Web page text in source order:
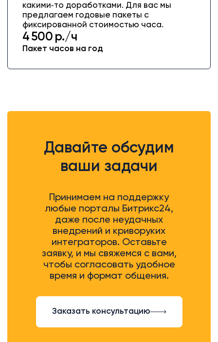
какими‑то доработками. Для вас мы
предлагаем годовые пакеты с
фиксированной стоимостью часа.
4 500 р./ч
Пакет часов на год
Давайте обсудим
ваши задачи
Принимаем на поддержку
любые порталы Битрикс24,
даже после неудачных
внедрений и криворуких
интеграторов. Оставьте
заявку, и мы свяжемся с вами,
чтобы согласовать удобное
время и формат общения.
Заказать консультацию